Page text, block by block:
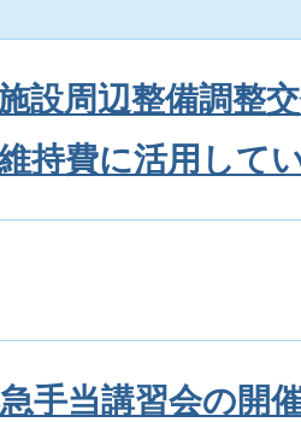
設周辺整備調整
持費に活用して
手当講習会の開